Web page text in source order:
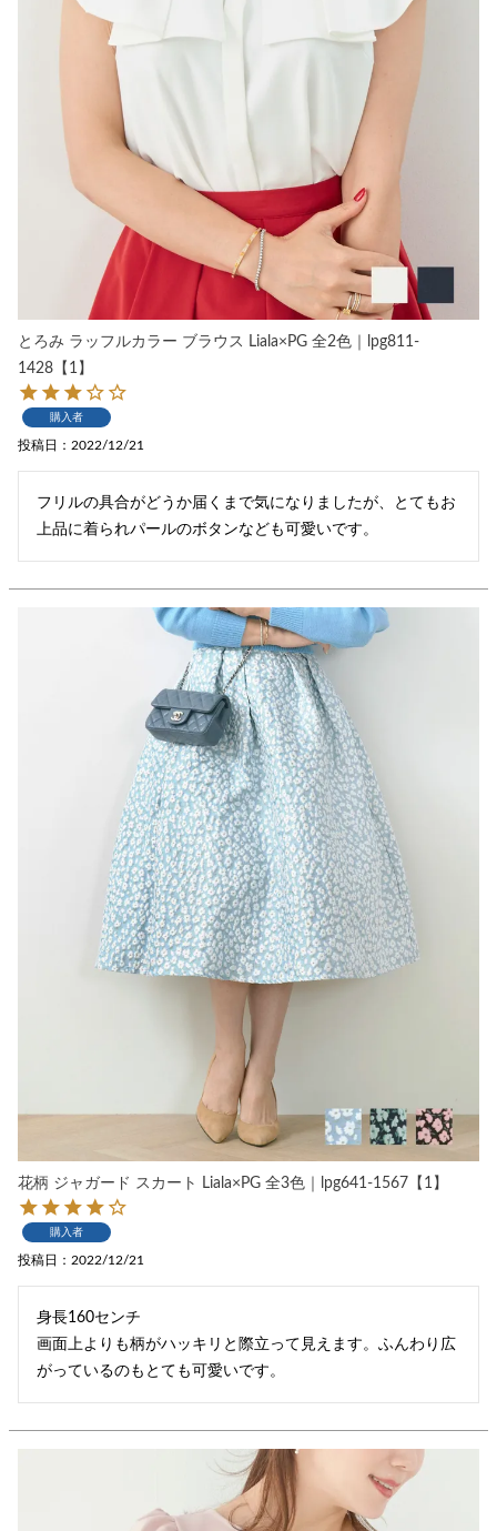
とろみ ラッフルカラー ブラウス Liala×PG 全2色｜lpg811-
1428【1】
購入者
投稿日 2022/12/21
フリルの具合がどうか届くまで気になりましたが、とてもお
上品に着られパールのボタンなども可愛いです。
花柄 ジャガード スカート Liala×PG 全3色｜lpg641-1567【1】
購入者
投稿日 2022/12/21
身長160センチ
画面上よりも柄がハッキリと際立って見えます。ふんわり広
がっているのもとても可愛いです。